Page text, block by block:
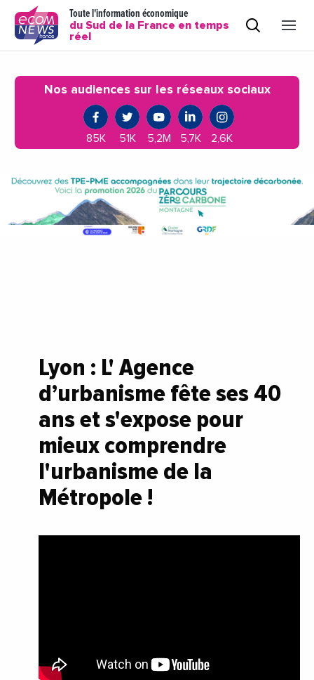
Toute l'information économique
du Sud de la France en temps
réel
Nos audiences sur les réseaux sociaux
85K 51K 5,2M 5,7K 2,6K
Lyon : L' Agence
d’urbanisme fête ses 40
ans et s'expose pour
mieux comprendre
l'urbanisme de la
Métropole !